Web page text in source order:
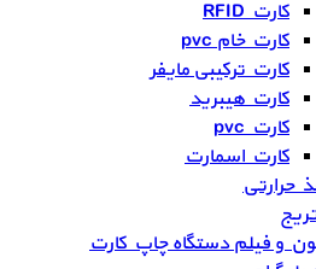
کارت RFID
کارت خام pvc
کارت ترکیبی مایفر
کارت هیبرید
کارت pvc
کارت اسمارت
حرارتی
و فیلم دستگاه چاپ کارت